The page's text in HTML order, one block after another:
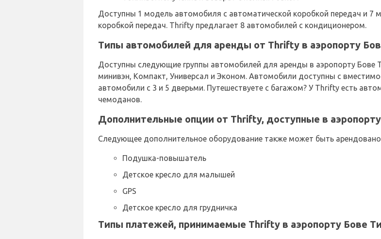
Доступны 1 модель автомобиля с автоматической коробкой передач и 7
коробкой передач. Thrifty предлагает 8 автомобилей с кондиционером.
Типы автомобилей для аренды от Thrifty в аэропорту
Доступны следующие группы автомобилей для аренды в аэропорту Бове
минивэн, Компакт, Универсал и Эконом. Автомобили доступны с
автомобили с 3 и 5 дверьми. Путешествуете с багажом? У Thrifty есть
чемоданов.
Дополнительные опции от Thrifty, доступные в
Следующее дополнительное оборудование также может быть
Подушка-повышатель
Детское кресло для малышей
GPS
Детское кресло для грудничка
Типы платежей, принимаемые Thrifty в аэропорту Бове